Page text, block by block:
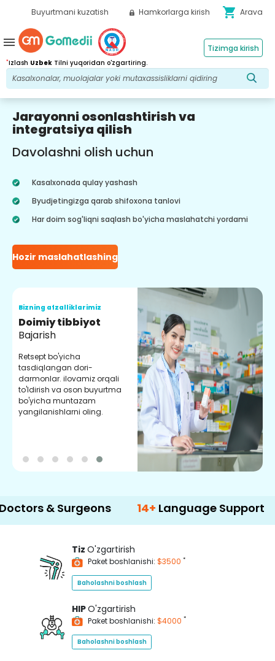
Buyurtmani kuzatish Hamkorlarga kirish shopping_cart Arava
*Izlash Uzbek Tilni yuqoridan o'zgartiring.
Tizimga kirish
menu
Jarayonni osonlashtirish va
integratsiya qilish
Davolashni olish uchun
Kasalxonada qulay yashash
Byudjetingizga qarab shifoxona tanlovi
Har doim sog'liqni saqlash bo'yicha maslahatchi yordami
Hozir maslahatlashing
Bizning afzalliklarimiz
Doimiy tibbiyot
Bajarish
Retsept bo'yicha
tasdiqlangan dori-
darmonlar. ilovamiz orqali
to'ldirish va oson buyurtma
bo'yicha muntazam
yangilanishlarni oling.
& Surgeons 14+ Language Support
Tiz O'zgartirish
Paket boshlanishi: $3500 *
Baholashni boshlash
HIPO'zgartirish
Paket boshlanishi: $4000 *
Baholashni boshlash